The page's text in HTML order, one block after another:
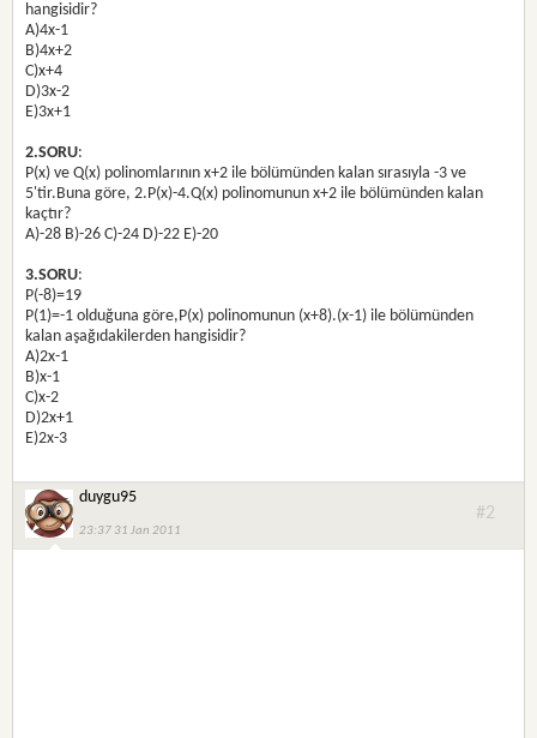
hangisidir?
A)4x-1
B)4x+2
C)x+4
D)3x-2
E)3x+1
2.SORU:
P(x) ve Q(x) polinomlarının x+2 ile bölümünden kalan sırasıyla -3 ve
5'tir.Buna göre, 2.P(x)-4.Q(x) polinomunun x+2 ile bölümünden kalan
kaçtır?
A)-28 B)-26 C)-24 D)-22 E)-20
3.SORU:
P(-8)=19
P(1)=-1 olduğuna göre,P(x) polinomunun (x+8).(x-1) ile bölümünden
kalan aşağıdakilerden hangisidir?
A)2x-1
B)x-1
C)x-2
D)2x+1
E)2x-3
duygu95
23:37 31 Jan 2011
#2